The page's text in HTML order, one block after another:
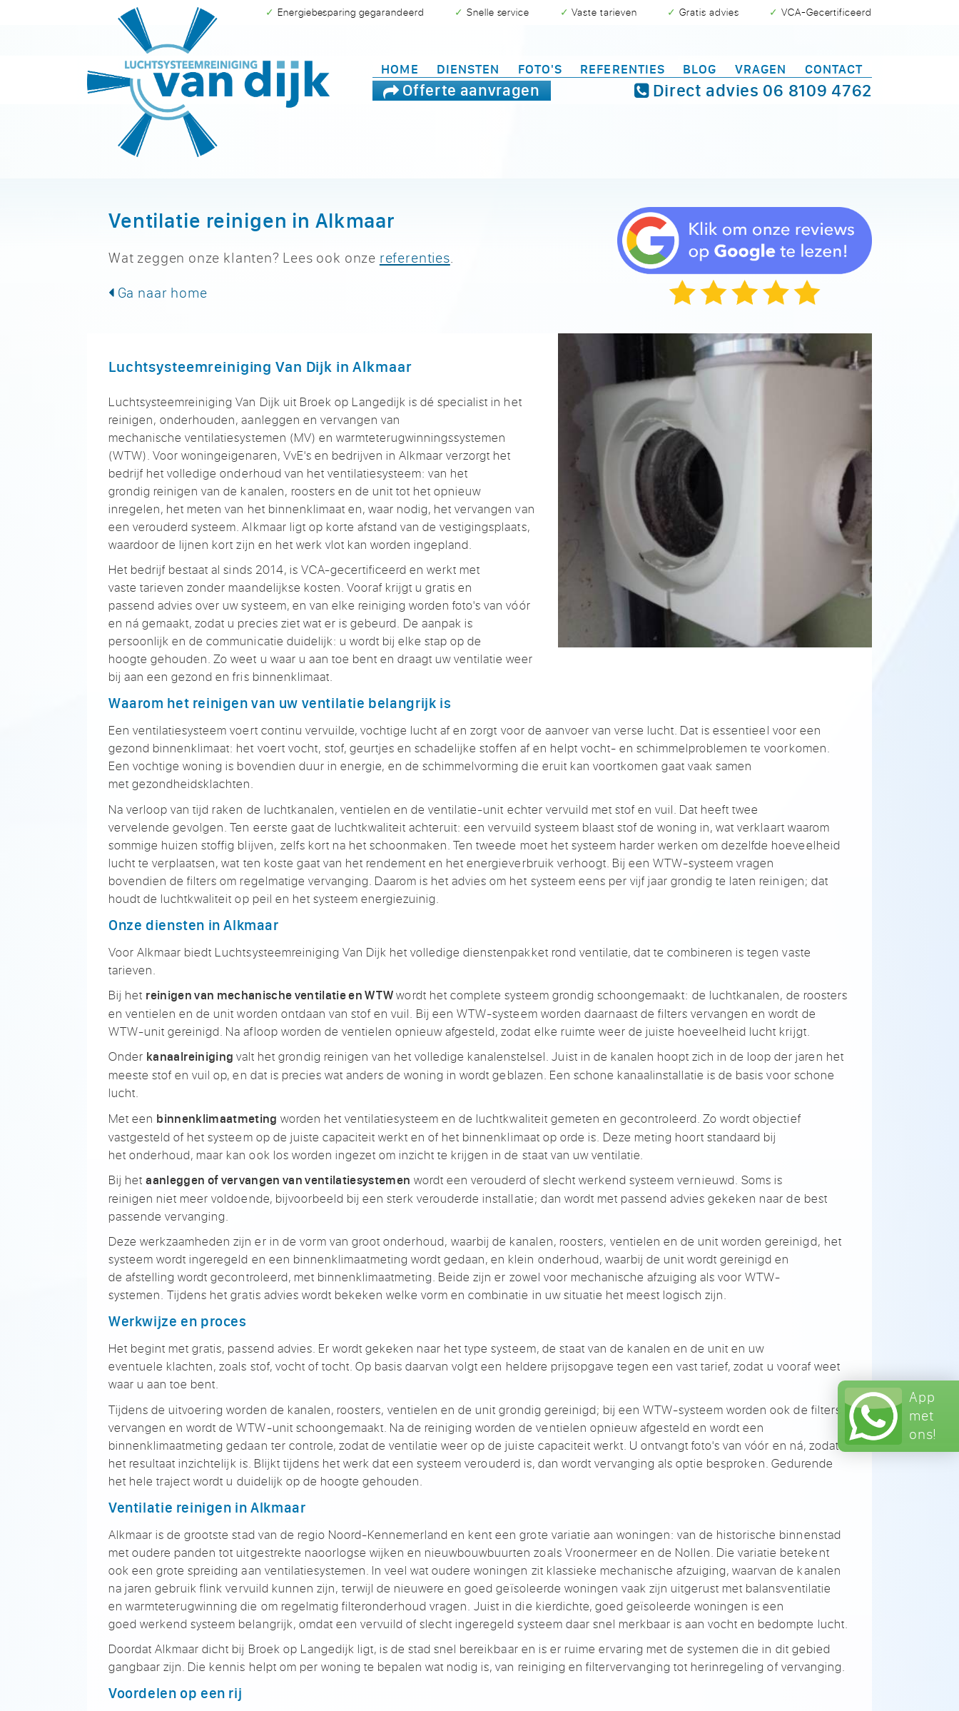
App
met
ons!
Direct advies 06 8109 4762
Offerte aanvragen
✓ Energiebesparing gegarandeerd ✓ Snelle service ✓ Vaste tarieven ✓ Gratis advies ✓ VCA-Gecertificeerd
HOME DIENSTEN FOTO'S REFERENTIES BLOG VRAGEN CONTACT
Ventilatie reinigen in Alkmaar
Wat zeggen onze klanten? Lees ook onze referenties.
Ga naar home
Luchtsysteemreiniging Van Dijk inAlkmaar
Luchtsysteemreiniging Van Dijk uit Broek op Langedijkis dé specialistin het
reinigen,onderhouden, aanleggen en vervangen van
mechanischeventilatiesystemen (MV) en warmteterugwinningssystemen
(WTW). Voorwoningeigenaren, VvE's en bedrijven in Alkmaar verzorgt het
bedrijf het volledigeonderhoud van het ventilatiesysteem: van het
grondig reinigen van de kanalen, roosters en de unit tot hetopnieuw
inregelen, het meten van het binnenklimaat en, waar nodig, hetvervangen van
een verouderdsysteem. Alkmaar ligt op korte afstand van devestigingsplaats,
waardoor de lijnen kort zijn en het werk vlot kan worden ingepland.
Het bedrijf bestaat alsinds 2014, is VCA-gecertificeerd en werkt met
vastetarieven zonder maandelijkse kosten. Vooraf krijgt u gratis en
passendadvies over uw systeem, en van elke reinigingworden foto's van vóór
en nágemaakt, zodat u precies ziet wat er is gebeurd. De aanpak is
persoonlijken de communicatie duidelijk: u wordt bij elkestap op de
hoogtegehouden. Zo weet u waar u aan toe bent en draagt uwventilatie weer
bij aan eengezond en fris binnenklimaat.
Waarom het reinigen van uw ventilatie belangrijk is
Eenventilatiesysteem voert continu vervuilde, vochtige lucht afen zorgt voor de aanvoer van verse lucht. Datis essentieel voor een
gezond binnenklimaat: het voert vocht, stof, geurtjes enschadelijke stoffen af en helpt vocht- enschimmelproblemen te voorkomen.
Eenvochtige woning is bovendien duur in energie,en de schimmelvormingdie eruit kan voortkomen gaat vaak samen
metgezondheidsklachten.
Na verloop vantijd raken de luchtkanalen, ventielen en deventilatie-unit echter vervuild met stof en vuil. Dat heeft twee
vervelendegevolgen. Ten eerste gaat de luchtkwaliteit achteruit: eenvervuild systeem blaast stof de woning in, watverklaart waarom
sommige huizen stoffig blijven, zelfs kort na hetschoonmaken. Ten tweede moet het systeem harderwerken om dezelfde hoeveelheid
lucht teverplaatsen, wat ten koste gaat van het rendement en het energieverbruik verhoogt. Bij eenWTW-systeem vragen
bovendiende filters om regelmatige vervanging. Daaromis het advies om het systeem eens per vijf jaar grondig te laten reinigen; dat
houdt de luchtkwaliteit op peil en het systeem energiezuinig.
Onze diensten inAlkmaar
Voor Alkmaar biedt Luchtsysteemreiniging Van Dijk hetvolledige dienstenpakket rond ventilatie, datte combineren istegen vaste
tarieven.
Bij het reinigen van mechanische ventilatie en WTWwordt het complete systeem grondigschoongemaakt: de luchtkanalen, de roosters
en ventielenen de unit worden ontdaan van stof en vuil. Bij een WTW-systeem worden daarnaast de filtersvervangen en wordt de
WTW-unitgereinigd. Na afloop worden de ventielenopnieuw afgesteld, zodat elke ruimte weer de juiste hoeveelheid lucht krijgt.
Onder kanaalreiniging valt het grondig reinigen van het volledige kanalenstelsel. Juist in de kanalen hoopt zich in de loop derjaren het
meeste stof envuil op, en dat is precies wat anders de woning inwordt geblazen. Een schone kanaalinstallatie is de basis voor schone
lucht.
Met een binnenklimaatmeting worden het ventilatiesysteem en de luchtkwaliteit gemeten en gecontroleerd. Zo wordtobjectief
vastgesteld of hetsysteem op de juiste capaciteit werkten of het binnenklimaat op orde is. Deze meting hoort standaard bij
hetonderhoud, maar kan ook los worden ingezet om inzicht te krijgen inde staat van uwventilatie.
Bij hetaanleggen of vervangen van ventilatiesystemen wordt een verouderd of slecht werkend systeem vernieuwd. Soms is
reinigen niet meer voldoende, bijvoorbeeld bij een sterk verouderde installatie; dan wordt met passend adviesgekeken naar de best
passendevervanging.
Deze werkzaamheden zijn er in de vorm van groot onderhoud,waarbij de kanalen, roosters, ventielen en de unit worden gereinigd, het
systeem wordt ingeregeld en een binnenklimaatmeting wordtgedaan, en klein onderhoud, waarbij de unit wordt gereinigd en
deafstelling wordt gecontroleerd, met binnenklimaatmeting. Beide zijn er zowel voor mechanische afzuiging als voor WTW-
systemen.Tijdens het gratis advies wordt bekekenwelke vorm en combinatie in uw situatie het meest logischzijn.
Werkwijze en proces
Het begint met gratis, passend advies. Er wordt gekeken naar hettype systeem, de staat van de kanalen en de unit en uw
eventuele klachten, zoals stof, vocht of tocht. Op basis daarvan volgteen heldere prijsopgave tegeneen vast tarief, zodat u vooraf weet
waar u aan toe bent.
Tijdens de uitvoering worden de kanalen, roosters,ventielen en de unit grondig gereinigd; bij een WTW-systeem wordenook de filters
vervangen enwordt de WTW-unit schoongemaakt. Na de reiniging wordende ventielen opnieuw afgesteld enwordt een
binnenklimaatmetinggedaan ter controle, zodat de ventilatie weer op de juiste capaciteit werkt. U ontvangt foto'svan vóór en ná, zodat
het resultaatinzichtelijk is. Blijkt tijdens hetwerk dat een systeem verouderd is, dan wordt vervanging als optie besproken. Gedurende
het hele trajectwordt u duidelijk op de hoogte gehouden.
Ventilatie reinigen inAlkmaar
Alkmaar is de grootste stad van de regio Noord-Kennemerland en kent een grote variatie aan woningen: van de historische binnenstad
met oudere panden totuitgestrekte naoorlogse wijken en nieuwbouwbuurten zoals Vroonermeer en de Nollen. Die variatie betekent
ook een grote spreidingaan ventilatiesystemen. In veelwat oudere woningen zit klassieke mechanische afzuiging, waarvande kanalen
na jaren gebruikflink vervuild kunnen zijn, terwijl de nieuwere en goedgeïsoleerde woningen vaak zijnuitgerust met balansventilatie
enwarmteterugwinning die om regelmatig filteronderhoud vragen.Juist in die kierdichte, goed geïsoleerde woningen is een
goedwerkend systeem belangrijk, omdat een vervuild of slechtingeregeld systeem daar snel merkbaaris aan vocht en bedompte lucht.
DoordatAlkmaar dicht bij Broek op Langedijk ligt, is de stad snel bereikbaar en is er ruime ervaring met de systemen die in dit gebied
gangbaar zijn. Die kennis helpt om per woning te bepalen wat nodig is, van reiniging en filtervervanging tot herinregeling of vervanging.
Voordelen op een rij